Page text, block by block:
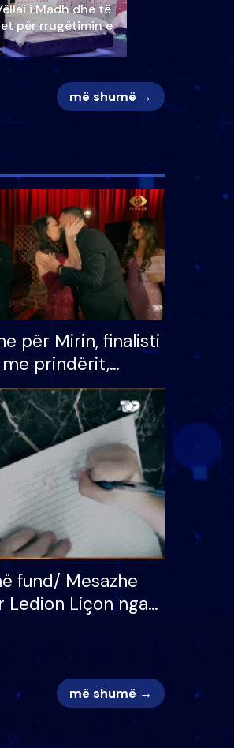
i Madh dhe të
për rrugëtimin e
më shumë →
për Mirin, finalisti
prindërit,
bashkëshorten:
letër divorci
fund/ Mesazhe
Ledion Liçon nga
më shumë →